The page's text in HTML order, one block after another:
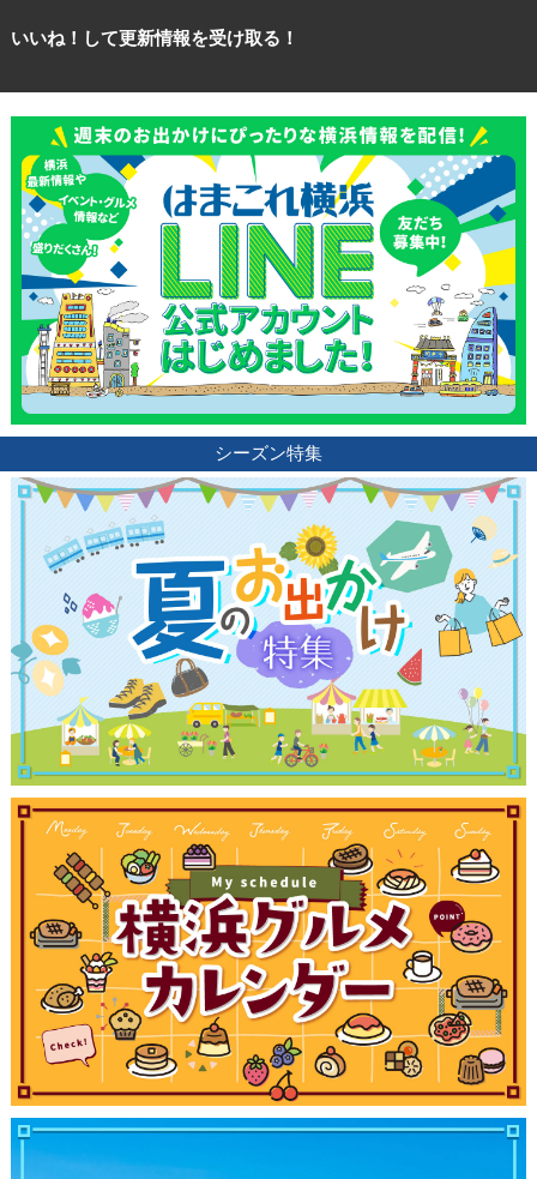
いいね！して更新情報を受け取る！
シーズン特集
観光ガイド
ランキング
ブログ記事
サイトについて